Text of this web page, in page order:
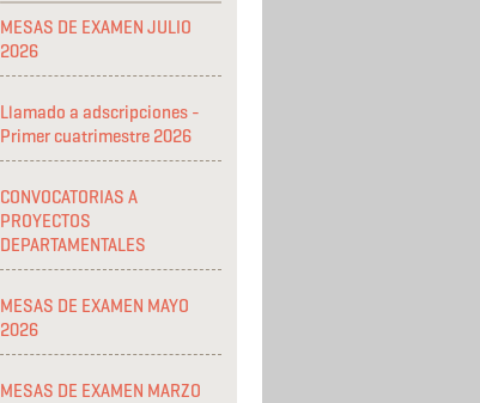
MESAS DE EXAMEN JULIO
2026
Llamado a adscripciones -
Primer cuatrimestre 2026
CONVOCATORIAS A
PROYECTOS
DEPARTAMENTALES
MESAS DE EXAMEN MAYO
2026
MESAS DE EXAMEN MARZO